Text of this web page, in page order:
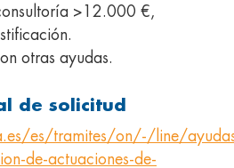
>12.000 €,
otras ayudas.
de solicitud
es/tramites/on/-/line/
de-actuaciones-de-